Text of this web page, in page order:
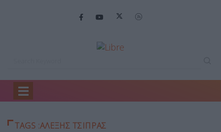
Home
TAGS :ΑΛΕΞΗΣ ΤΣΙΠΡΑΣ